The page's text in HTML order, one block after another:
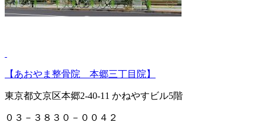
【あおやま整骨院 本郷三丁目院】
東京都文京区本郷2-40-11 かねやすビル5階
０３－３８３０－００４２